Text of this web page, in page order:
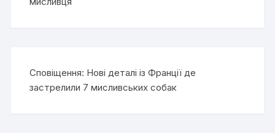
Сповіщення: Нові деталі із Франції де
застрелили 7 мисливських собак